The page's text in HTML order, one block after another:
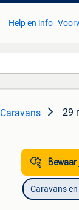
Help en info
Caravans 29
Caravans